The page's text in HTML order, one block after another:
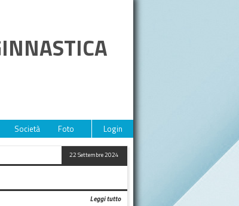
Società Foto VideoLogin
22 Settembre 2024
Leggi tutto